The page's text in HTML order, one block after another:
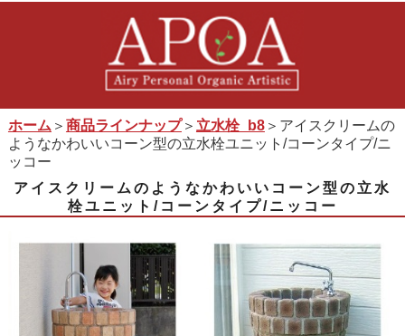
ホーム ＞ 商品ラインナップ＞ 立水栓_b8＞アイスクリームの
ようなかわいいコーン型の立水栓ユニット/コーンタイプ/ニ
ッコー
アイスクリームのようなかわいいコーン型の立水
栓ユニット/コーンタイプ/ニッコー